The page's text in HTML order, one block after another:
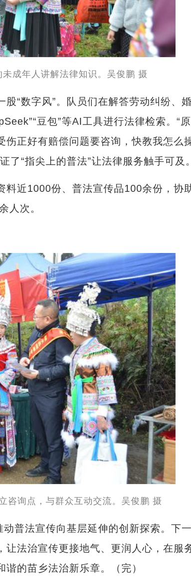
未成年人讲解法律知识。吴俊鹏 摄
“数字风”。队员们在解答劳动纠纷、
豆包”等AI工具进行法律检索。“
正好有赔偿问题要咨询，快教我怎么
了“指尖上的普法”让法律服务触手可及。
近1000份、普法宣传品100余份，协
人次。
咨询点，与群众互动交流。吴俊鹏 摄
普法宣传向基层延伸的创新探索。下一
法治宣传更接地气、更润人心，在服
的苗乡法治新乐章。（完）